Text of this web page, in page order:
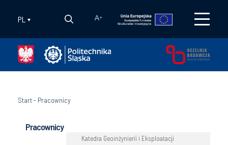
PL A+
Start- Pracownicy
Pracownicy
Katedra Geoinżynierii i Eksploatacji